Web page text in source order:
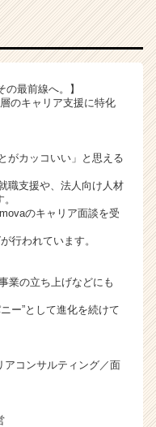
最前線へ。】
のキャリア支援に特化
がカッコいい」と思える
職支援や、法人向け人材
のキャリア面談を受
行われています。
業の立ち上げなどにも
ー”として進化を続けて
アコンサルティング／面